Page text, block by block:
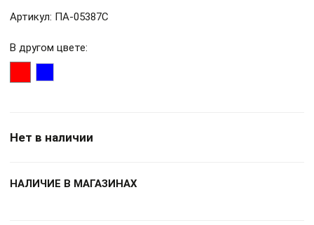
Артикул: ПА-05387С
В другом цвете:
Нет в наличии
НАЛИЧИЕ В МАГАЗИНАХ